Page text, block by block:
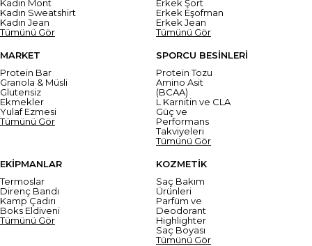
Kadın Mont
Kadın Sweatshirt
Kadın Jean
Tümünü Gör
Erkek Şort
Erkek Eşofman
Erkek Jean
Tümünü Gör
MARKET
Protein Bar
Granola & Müsli
Glutensiz
Ekmekler
Yulaf Ezmesi
Tümünü Gör
SPORCU BESİNLERİ
Protein Tozu
Amino Asit
(BCAA)
L Karnitin ve CLA
Güç ve
Performans
Takviyeleri
Tümünü Gör
EKİPMANLAR
Termoslar
Direnç Bandı
Kamp Çadırı
Boks Eldiveni
Tümünü Gör
KOZMETİK
Saç Bakım
Ürünleri
Parfüm ve
Deodorant
Highlighter
Saç Boyası
Tümünü Gör